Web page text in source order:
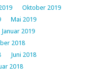
Oktober 2019
Mai 2019
Januar 2019
2018
Juni 2018
2018